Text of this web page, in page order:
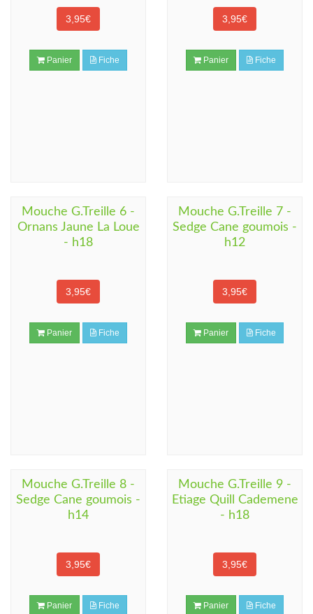
3,95€
Panier Fiche
3,95€
Panier Fiche
Mouche G.Treille 6 -
Ornans Jaune La Loue
- h18
3,95€
Panier Fiche
Mouche G.Treille 7 -
Sedge Cane goumois -
h12
3,95€
Panier Fiche
Mouche G.Treille 8 -
Sedge Cane goumois -
h14
3,95€
Panier Fiche
Mouche G.Treille 9 -
Etiage Quill Cademene
- h18
3,95€
Panier Fiche